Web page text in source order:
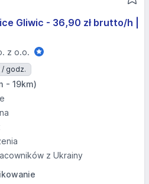
Gliwic - 36,90 zł brutto/h |
z o.o.
godz.
- 19km)
z Ukrainy